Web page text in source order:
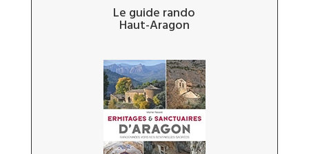
Le guide rando
Haut-Aragon